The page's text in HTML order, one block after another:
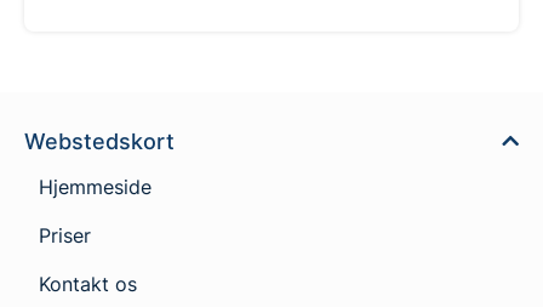
Webstedskort
Hjemmeside
Priser
Kontakt os